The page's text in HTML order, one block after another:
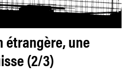
étrangère, une
(2/3)